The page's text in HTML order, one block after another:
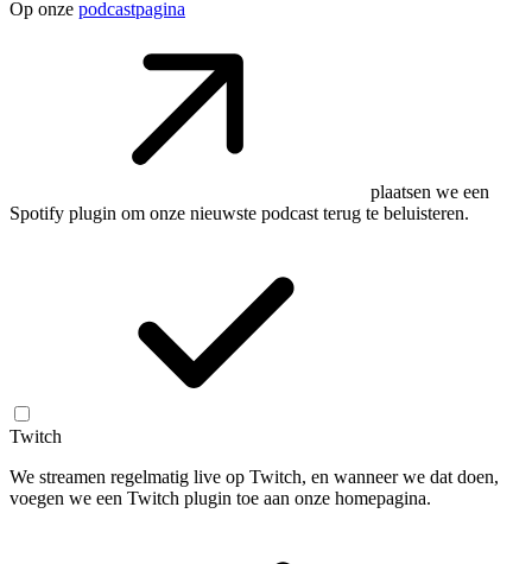
Op onze podcastpagina
plaatsen we een
Spotify plugin om onze nieuwste podcast terug te beluisteren.
Twitch
We streamen regelmatig live op Twitch, en wanneer we dat doen,
voegen we een Twitch plugin toe aan onze homepagina.